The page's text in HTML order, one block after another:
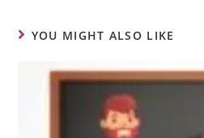
YOU MIGHT ALSO LIKE